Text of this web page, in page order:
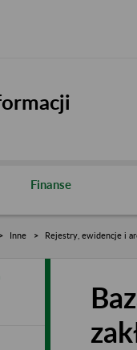
Finanse
Inne Rejestry, ewidencje i